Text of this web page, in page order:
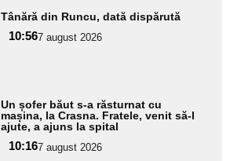
Tânără din Runcu, dată dispărută
10:567 august 2026
Un șofer băut s-a răsturnat cu
mașina, la Crasna. Fratele, venit să-l
ajute, a ajuns la spital
10:167 august 2026